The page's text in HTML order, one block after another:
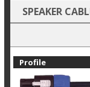
SPEAKER
Profile